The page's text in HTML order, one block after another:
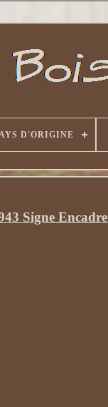
D'ORIGINE
Signe Encadre